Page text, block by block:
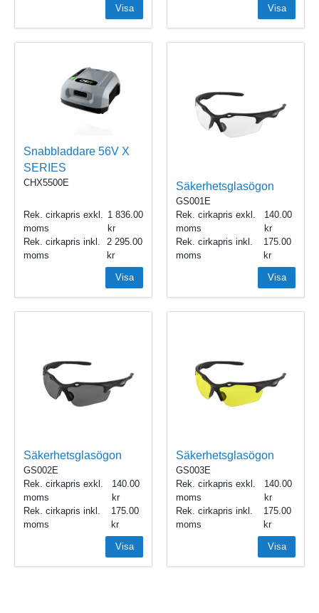
Visa Visa
Snabbladdare 56V X
SERIES
CHX5500E
Rek. cirkapris exkl.
moms
1 836.00
Rek. cirkapris inkl.
moms
2 295.00
Visa
Säkerhetsglasögon
GS001E
Rek. cirkapris exkl.
moms
140.00
Rek. cirkapris inkl.
moms
175.00
Visa
Säkerhetsglasögon
GS002E
Rek. cirkapris exkl.
moms
140.00
Rek. cirkapris inkl.
moms
175.00
Visa
Säkerhetsglasögon
GS003E
Rek. cirkapris exkl.
moms
140.00
Rek. cirkapris inkl.
moms
175.00
Visa